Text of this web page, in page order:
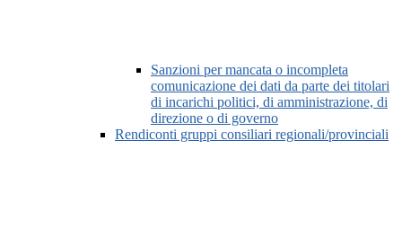
Sanzioni per mancata o incompleta
comunicazione dei dati da parte dei titolari
di incarichi politici, di amministrazione, di
direzione o di governo
Rendiconti gruppi consiliari regionali/provinciali